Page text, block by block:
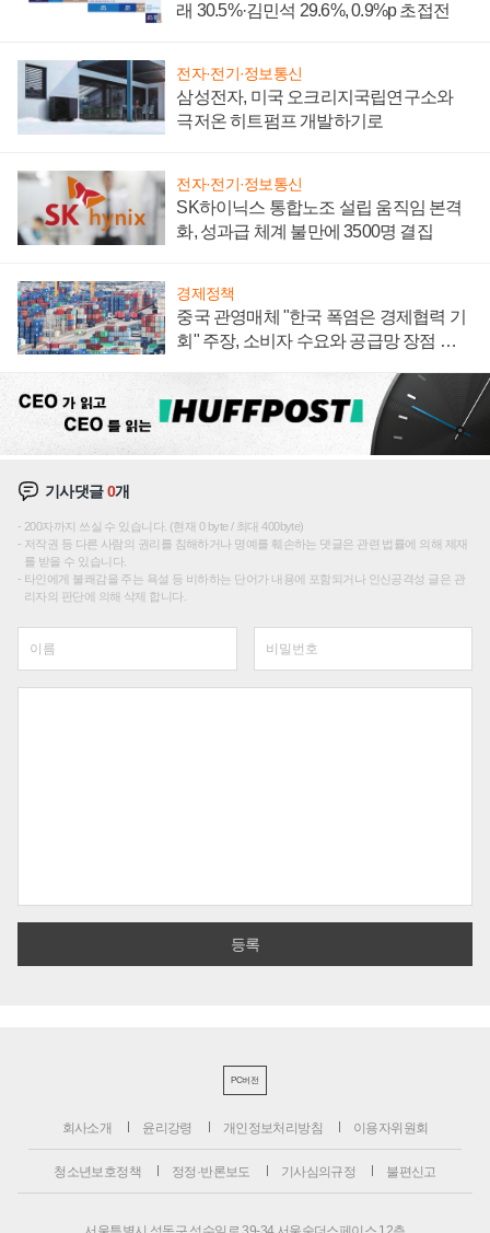
래 30.5%·김민석 29.6%, 0.9%p 초접전
전자·전기·정보통신
삼성전자, 미국 오크리지국립연구소와
극저온 히트펌프 개발하기로
전자·전기·정보통신
SK하이닉스 통합노조 설립 움직임 본격
화, 성과급 체계 불만에 3500명 결집
경제정책
중국 관영매체 "한국 폭염은 경제협력 기
회" 주장, 소비자 수요와 공급망 장점 강
기사댓글0개
200자까지 쓰실 수 있습니다. (현재 0 byte / 최대 400byte)
저작권 등 다른 사람의 권리를 침해하거나 명예를 훼손하는 댓글은 관련 법률에 의해 제재
를 받을 수 있습니다.
타인에게 불쾌감을 주는 욕설 등 비하하는 단어가 내용에 포함되거나 인신공격성 글은 관
리자의 판단에 의해 삭제 합니다.
PC버전
회사소개 윤리강령 개인정보처리방침 이용자위원회
청소년보호정책 정정·반론보도 기사심의규정 불편신고